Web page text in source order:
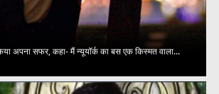
अपना सफर, कहा- मैं न्यूयॉर्क का बस एक किस्मत वाला...